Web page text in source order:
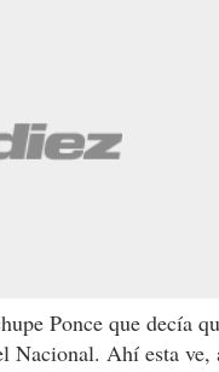
Ponce que decía
Nacional. Ahí esta